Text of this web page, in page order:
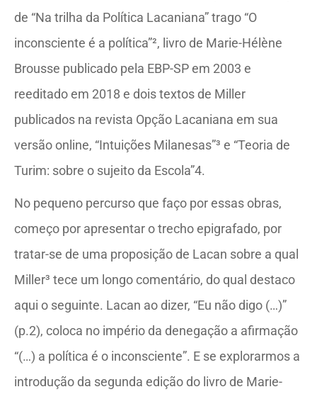
de “Na trilha da Política Lacaniana” trago “O
inconsciente é a política”², livro de Marie-Hélène
Brousse publicado pela EBP-SP em 2003 e
reeditado em 2018 e dois textos de Miller
publicados na revista Opção Lacaniana em sua
versão online, “Intuições Milanesas”³ e “Teoria de
Turim: sobre o sujeito da Escola”4.
No pequeno percurso que faço por essas obras,
começo por apresentar o trecho epigrafado, por
tratar-se de uma proposição de Lacan sobre a qual
Miller³ tece um longo comentário, do qual destaco
aqui o seguinte. Lacan ao dizer, “Eu não digo (…)”
(p.2), coloca no império da denegação a afirmação
“(…) a política é o inconsciente”. E se explorarmos a
introdução da segunda edição do livro de Marie-